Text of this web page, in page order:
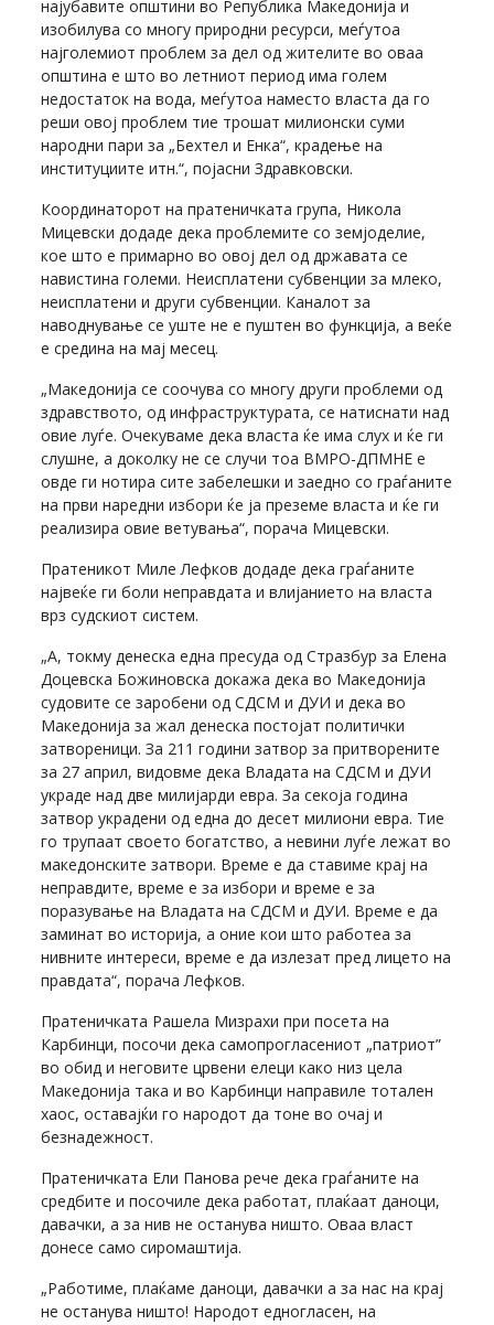
најубавите општини во Република Македонија и
изобилува со многу природни ресурси, меѓутоа
најголемиот проблем за дел од жителите во оваа
општина е што во летниот период има голем
недостаток на вода, меѓутоа наместо власта да го
реши овој проблем тие трошат милионски суми
народни пари за „Бехтел и Енка“, крадење на
институциите итн.“, појасни Здравковски.
Координаторот на пратеничката група, Никола
Мицевски додаде дека проблемите со земјоделие,
кое што е примарно во овој дел од државата се
навистина големи. Неисплатени субвенции за млеко,
неисплатени и други субвенции. Каналот за
наводнување се уште не е пуштен во функција, а веќе
е средина на мај месец.
„Македонија се соочува со многу други проблеми од
здравството, од инфраструктурата, се натиснати над
овие луѓе. Очекуваме дека власта ќе има слух и ќе ги
слушне, а доколку не се случи тоа ВМРО-ДПМНЕ е
овде ги нотира сите забелешки и заедно со граѓаните
на први наредни избори ќе ја преземе власта и ќе ги
реализира овие ветувања“, порача Мицевски.
Пратеникот Миле Лефков додаде дека граѓаните
највеќе ги боли неправдата и влијанието на власта
врз судскиот систем.
„А, токму денеска една пресуда од Стразбур за Елена
Доцевска Божиновска докажа дека во Македонија
судовите се заробени од СДСМ и ДУИ и дека во
Македонија за жал денеска постојат политички
затвореници. За 211 години затвор за притворените
за 27 април, видовме дека Владата на СДСМ и ДУИ
украде над две милијарди евра. За секоја година
затвор украдени од една до десет милиони евра. Тие
го трупаат своето богатство, а невини луѓе лежат во
македонските затвори. Време е да ставиме крај на
неправдите, време е за избори и време е за
поразување на Владата на СДСМ и ДУИ. Време е да
заминат во историја, а оние кои што работеа за
нивните интереси, време е да излезат пред лицето на
правдата“, порача Лефков.
Пратеничката Рашела Мизрахи при посета на
Карбинци, посочи дека самопрогласениот „патриот”
во обид и неговите црвени елеци како низ цела
Македонија така и во Карбинци направиле тотален
хаос, оставајќи го народот да тоне во очај и
безнадежност.
Пратеничката Ели Панова рече дека граѓаните на
средбите и посочиле дека работат, плаќаат даноци,
давачки, а за нив не останува ништо. Оваа власт
донесе само сиромаштија.
„Работиме, плаќаме даноци, давачки а за нас на крај
не останува ништо! Народот едногласен, на